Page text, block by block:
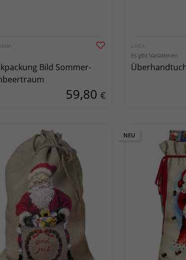
Bild Sommer-
59,80 €
LINEA
Es gibt Variationen
NEU